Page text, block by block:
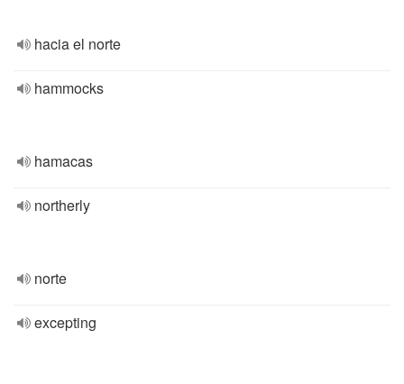
hacia el norte
hammocks
hamacas
northerly
norte
excepting